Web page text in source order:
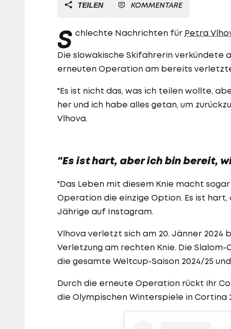
TEILEN KOMMENTARE
S chlechte Nachrichten für Petra
Die slowakische Skifahrerin verkündete
erneuten Operation am bereits
"Es ist nicht das, was ich teilen wollte,
her und ich habe alles getan, um
Vlhova.
"Es ist hart, aber ich bin bereit,
"Das Leben mit diesem Knie macht
Operation die einzige Option. Es ist
Jährige auf Instagram.
Vlhova verletzt sich am 20. Jänner
Verletzung am rechten Knie. Die
die gesamte Weltcup-Saison 2024/25
Durch die erneute Operation rückt ihr
die Olympischen Winterspiele in Cortina